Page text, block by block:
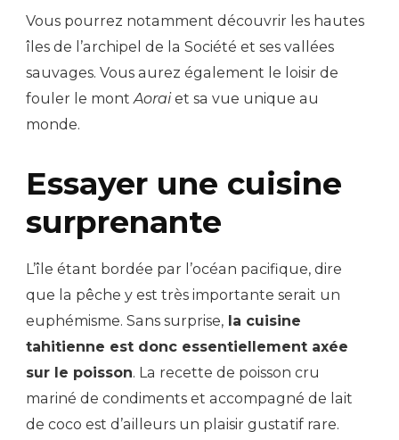
Vous pourrez notamment découvrir les hautes
îles de l’archipel de la Société et ses vallées
sauvages. Vous aurez également le loisir de
fouler le montAoraiet sa vue unique au
monde.
Essayer une cuisine
surprenante
L’île étant bordée par l’océan pacifique, dire
que la pêche y est très importante serait un
euphémisme. Sans surprise, la cuisine
tahitienne est donc essentiellement axée
sur le poisson. La recette de poisson cru
mariné de condiments et accompagné de lait
de coco est d’ailleurs un plaisir gustatif rare.